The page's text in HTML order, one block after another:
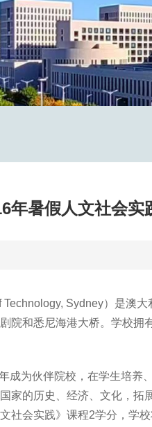
年暑假人文社会
Sydney）是澳大
院和悉尼海港大桥。学校
成为伙伴院校，在学生培养
家的历史、经济、文化，
社会实践》课程2学分，学